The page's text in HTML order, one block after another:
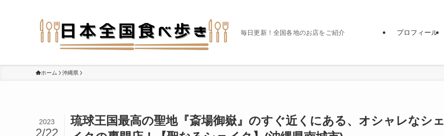
毎日更新！全国各地のお店をご紹介 プロフィール
ホーム 沖縄県
琉球王国最高の聖地『斎場御嶽』のすぐ近くにある、オシャレなシェ
2023
2/22